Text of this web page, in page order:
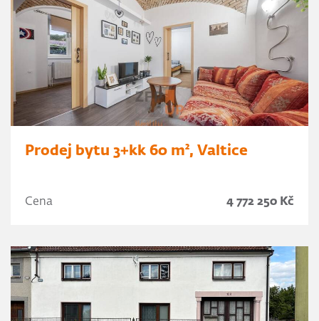
Prodej bytu 3+kk 60 m², Valtice
Cena 4 772 250 Kč